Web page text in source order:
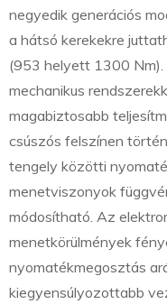
negyedik generációs
a hátsó kerekekre
(953 helyett 1300 Nm).
mechanikus
magabiztosabb
csúszós felszínen
tengely közötti
menetviszonyok
módosítható. Az
menetkörülmények
nyomatékmegosztás
kiegyensúlyozottabb